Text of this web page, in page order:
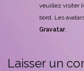
veuillez visiter
bord. Les
Gravatar.
Laisser un